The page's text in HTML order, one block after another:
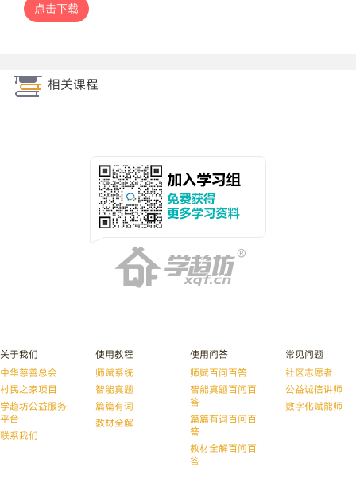
点击下载
相关课程
关于我们
中华慈善总会
村民之家项目
学趋坊公益服务
平台
联系我们
使用教程
师赋系统
智能真题
篇篇有词
教材全解
使用问答
师赋百问百答
智能真题百问百
答
篇篇有词百问百
答
教材全解百问百
答
常见问题
社区志愿者
公益诚信讲师
数字化赋能师